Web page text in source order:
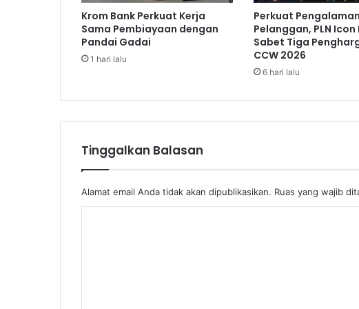
S
e
m
u
a
o
d
i
R
m
d
i
G
r
Krom Bank Perkuat Kerja
Sama Pembiayaan dengan
Pandai Gadai
1 hari lalu
Perkuat Pengalaman
Pelanggan, PLN Icon
Sabet Tiga
CCW 2026
6 hari lalu
Tinggalkan Balasan
Alamat email Anda tidak akan dipublikasikan. Ruas yang wajib